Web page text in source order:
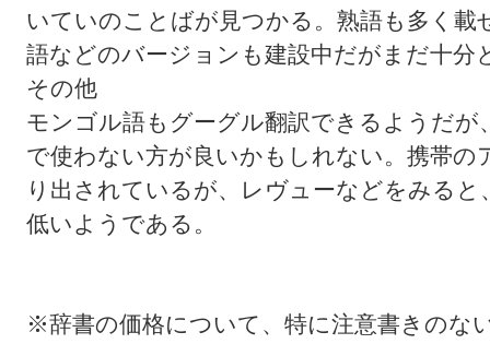
いていのことばが見つかる。熟語も多く
語などのバージョンも建設中だがまだ十分
その他
モンゴル語もグーグル翻訳できるようだ
で使わない方が良いかもしれない。携帯
り出されているが、レヴューなどをみる
低いようである。
※辞書の価格について、特に注意書きのな